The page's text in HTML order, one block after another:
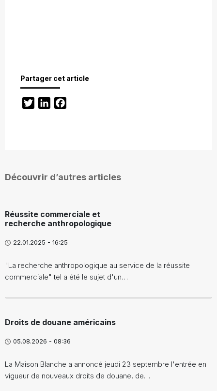
Partager cet article
TwitterLinkedIn
Découvrir d’autres articles
Réussite commerciale et
recherche anthropologique
22.01.2025 - 16:25
"La recherche anthropologique au service de la réussite
commerciale" tel a été le sujet d'un…
Droits de douane américains
05.08.2026 - 08:36
La Maison Blanche a annoncé jeudi 23 septembre l'entrée en
vigueur de nouveaux droits de douane, de…